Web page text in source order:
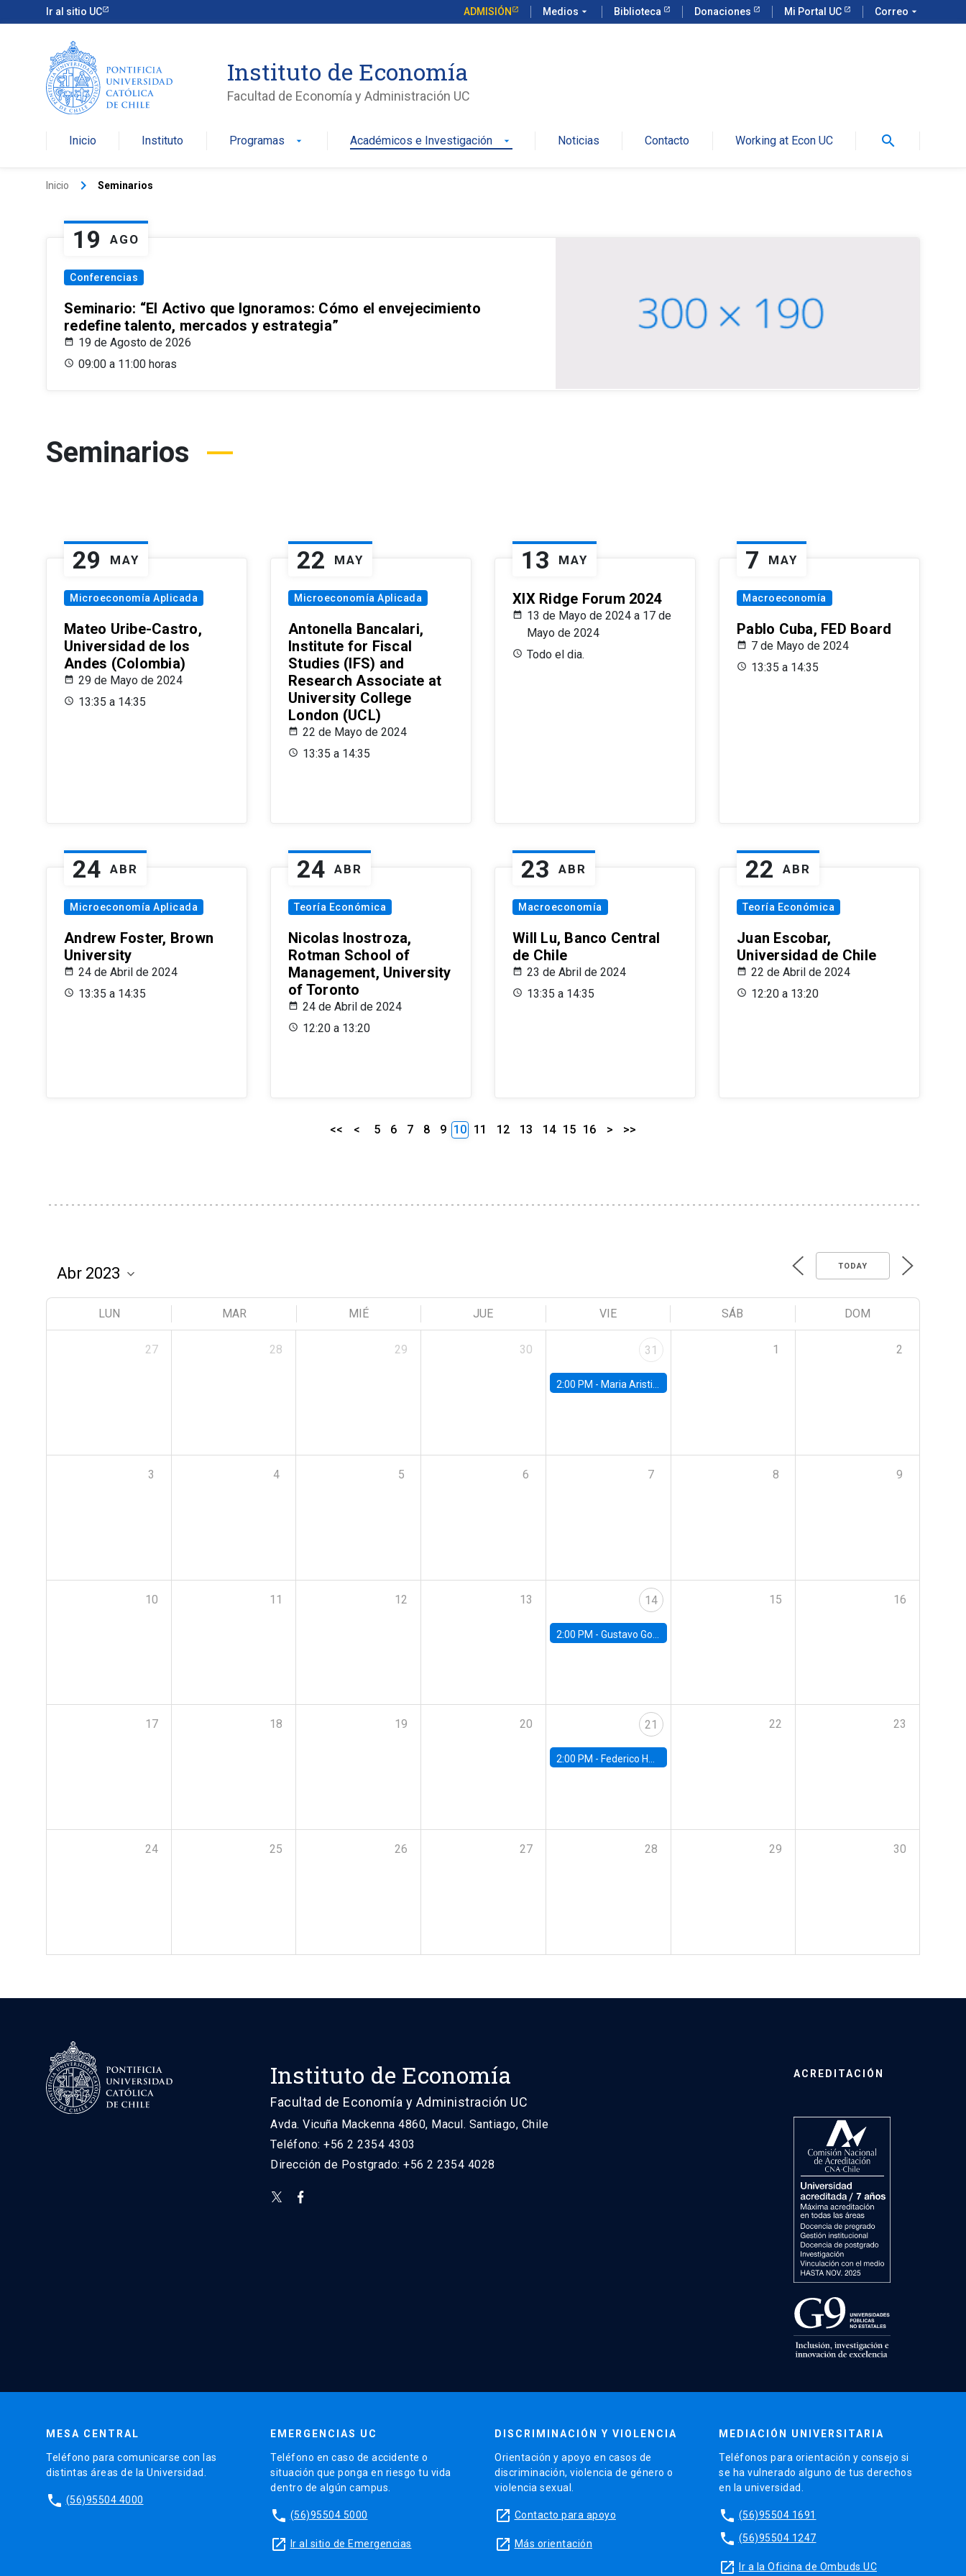
Ir al sitio UC ADMISIÓN Medios arrow_drop_down Biblioteca Donaciones Mi Portal UC Correo arrow_drop_down
Instituto de Economía
Facultad de Economía y Administración UC
Inicio Instituto Programas arrow_drop_down Académicos e Investigación arrow_drop_down Noticias Contacto Working at Econ UC search
Inicio keyboard_arrow_right Seminarios
19 AGO
Conferencias
Seminario: “El Activo que Ignoramos: Cómo el envejecimiento
redefine talento, mercados y estrategia”
19 de Agosto de 2026
09:00 a 11:00 horas
Seminarios
29 MAY
Microeconomía Aplicada
Mateo Uribe-Castro,
Universidad de los
Andes (Colombia)
29 de Mayo de 2024
13:35 a 14:35
22 MAY
Microeconomía Aplicada
Antonella Bancalari,
Institute for Fiscal
Studies (IFS) and
Research Associate at
University College
London (UCL)
22 de Mayo de 2024
13:35 a 14:35
13 MAY
XIX Ridge Forum 2024
13 de Mayo de 2024 a 17 de
Mayo de 2024
Todo el dia.
7 MAY
Macroeconomía
Pablo Cuba, FED Board
7 de Mayo de 2024
13:35 a 14:35
24 ABR
Microeconomía Aplicada
Andrew Foster, Brown
University
24 de Abril de 2024
13:35 a 14:35
24 ABR
Teoría Económica
Nicolas Inostroza,
Rotman School of
Management, University
of Toronto
24 de Abril de 2024
12:20 a 13:20
23 ABR
Macroeconomía
Will Lu, Banco Central
de Chile
23 de Abril de 2024
13:35 a 14:35
22 ABR
Teoría Económica
Juan Escobar,
Universidad de Chile
22 de Abril de 2024
12:20 a 13:20
<< < 5 6 7 8 9 10 11 12 13 14 15 16 > >>
TODAY
LUN MAR MIÉ JUE VIE SÁB DOM
27 28 29 30 31
2:00 PM - Maria Aristizabal-Ramirez, FED Board
1 2
3 4 5 6 7 8 9
10 11 12 13 14
2:00 PM - Gustavo González - Banco Central de Chile
15 16
17 18 19 20 21
2:00 PM - Federico Huneeus - Banco Central de Chile
22 23
24 25 26 27 28 29 30
Instituto de Economía
Facultad de Economía y Administración UC
Avda. Vicuña Mackenna 4860, Macul. Santiago, Chile
Teléfono: +56 2 2354 4303
Dirección de Postgrado: +56 2 2354 4028
ACREDITACIÓN
MESA CENTRAL
Teléfono para comunicarse con las
distintas áreas de la Universidad.
phone (56)95504 4000
EMERGENCIAS UC
Teléfono en caso de accidente o
situación que ponga en riesgo tu vida
dentro de algún campus.
phone (56)95504 5000
launch Ir al sitio de Emergencias
DISCRIMINACIÓN Y VIOLENCIA
Orientación y apoyo en casos de
discriminación, violencia de género o
violencia sexual.
launch Contacto para apoyo
launch Más orientación
MEDIACIÓN UNIVERSITARIA
Teléfonos para orientación y consejo si
se ha vulnerado alguno de tus derechos
en la universidad.
phone (56)95504 1691
phone (56)95504 1247
launch Ir a la Oficina de Ombuds UC